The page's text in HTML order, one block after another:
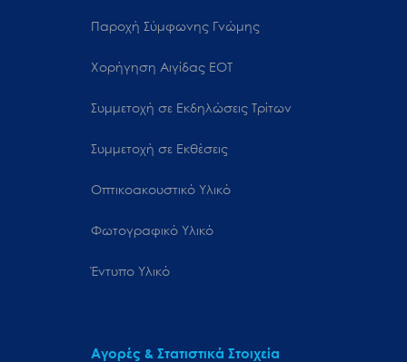
Παροχή Σύμφωνης Γνώμης
Χορήγηση Αιγίδας ΕΟΤ
Συμμετοχή σε Εκδηλώσεις Τρίτων
Συμμετοχή σε Εκθέσεις
Οπτικοακουστικό Υλικό
Φωτογραφικό Υλικό
Έντυπο Υλικό
Αγορές & Στατιστικά Στοιχεία